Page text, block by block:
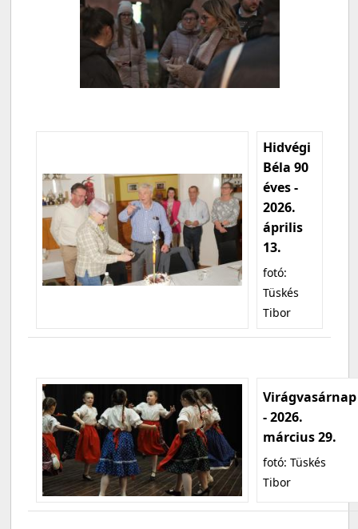
Hidvégi
Béla 90
éves -
2026.
április
13.
fotó:
Tüskés
Tibor
Virágvasárnap
- 2026.
március 29.
fotó: Tüskés
Tibor